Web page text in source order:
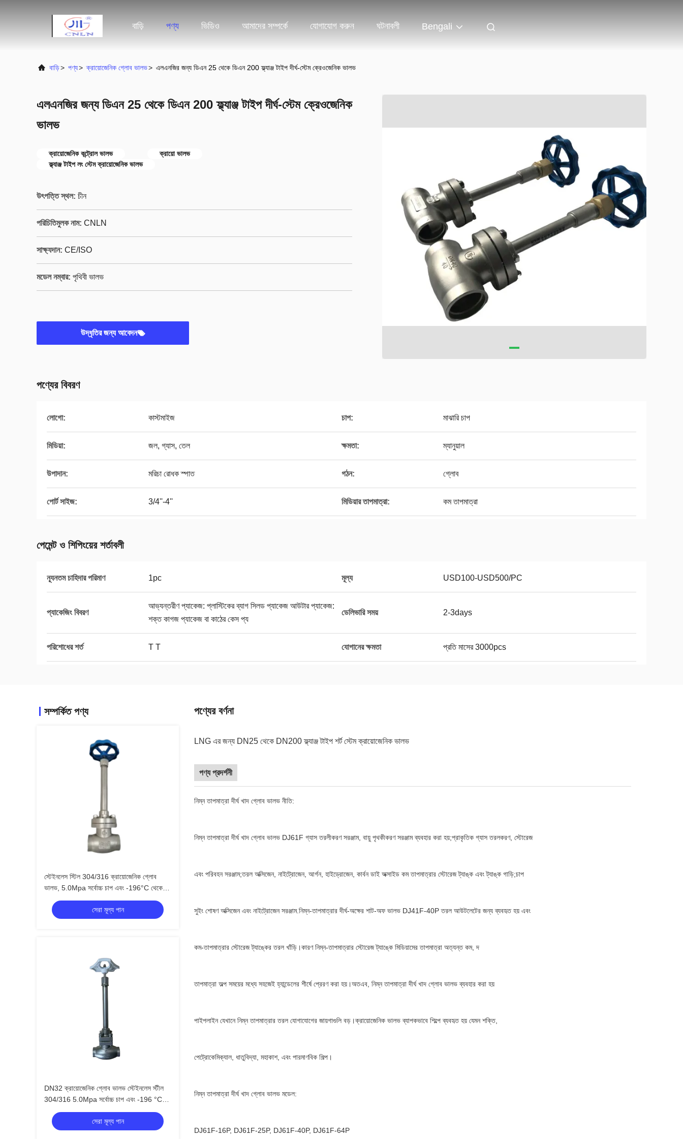
বাড়ি পণ্য ভিডিও আমাদের সম্পর্কে যোগাযোগ করুন ঘটনাবলী Bengali
বাড়ি> পণ্য> ক্রায়োজেনিক গ্লোব ভালভ> এলএনজির জন্য ডিএন 25 থেকে ডিএন 200 ফ্ল্যাঞ্জ টাইপ দীর্ঘ-স্টেম ক্রেওজেনিক ভালভ
এলএনজির জন্য ডিএন 25 থেকে ডিএন 200 ফ্ল্যাঞ্জ টাইপ দীর্ঘ-স্টেম ক্রেওজেনিক
ভালভ
ক্রায়োজেনিক কন্ট্রোল ভালভ
ক্রায়ো ভালভ
ফ্ল্যাঞ্জ টাইপ লং স্টেম ক্রায়োজেনিক ভালভ
উৎপত্তি স্থল: চীন
পরিচিতিমুলক নাম: CNLN
সাক্ষ্যদান: CE/ISO
মডেল নম্বার: পৃথিবী ভালভ
উদ্ধৃতির জন্য আবেদন
পণ্যের বিবরণ
লোগো: কাস্টমাইজ চাপ: মাঝারি চাপ
মিডিয়া: জল, গ্যাস, তেল ক্ষমতা: ম্যানুয়াল
উপাদান: মরিচা রোধক স্পাত গঠন: গ্লোব
পোর্ট সাইজ: 3/4''-4'' মিডিয়ার তাপমাত্রা: কম তাপমাত্রা
পেমেন্ট ও শিপিংয়ের শর্তাবলী
ন্যূনতম চাহিদার পরিমাণ 1pc মূল্য USD100-USD500/PC
প্যাকেজিং বিবরণ
আভ্যন্তরীণ প্যাকেজ: প্লাস্টিকের ব্যাগ সিলড প্যাকেজ আউটার প্যাকেজ:
শক্ত কাগজ প্যাকেজ বা কাঠের কেস প্য
ডেলিভারি সময় 2-3days
পরিশোধের শর্ত T T যোগানের ক্ষমতা প্রতি মাসের 3000pcs
সম্পর্কিত পণ্য
স্টেইনলেস স্টিল 304/316 ক্রায়োজেনিক গ্লোব
ভালভ, 5.0Mpa সর্বোচ্চ চাপ এবং -196°C থেকে
+80°C তাপমাত্রা সীমা সহ
সেরা মূল্য পান
DN32 ক্রায়োজেনিক গ্লোব ভালভ স্টেইনলেস স্টীল
304/316 5.0Mpa সর্বোচ্চ চাপ এবং -196 °C
থেকে +80 °C তাপমাত্রা পরিসীমা
সেরা মূল্য পান
পণ্যের বর্ণনা
LNG এর জন্য DN25 থেকে DN200 ফ্ল্যাঞ্জ টাইপ শর্ট স্টেম ক্রায়োজেনিক ভালভ
পণ্য প্রদর্শনী
নিম্ন তাপমাত্রা দীর্ঘ খাদ গ্লোব ভালভ নীতি:
নিম্ন তাপমাত্রা দীর্ঘ খাদ গ্লোব ভালভ DJ61F গ্যাস তরলীকরণ সরঞ্জাম, বায়ু পৃথকীকরণ সরঞ্জাম ব্যবহার করা হয়;প্রাকৃতিক গ্যাস তরলকরণ, স্টোরেজ
এবং পরিবহন সরঞ্জাম;তরল অক্সিজেন, নাইট্রোজেন, আর্গন, হাইড্রোজেন, কার্বন ডাই অক্সাইড কম তাপমাত্রার স্টোরেজ ট্যাঙ্ক এবং ট্যাঙ্ক গাড়ি;চাপ
সুইং শোষণ অক্সিজেন এবং নাইট্রোজেন সরঞ্জাম.নিম্ন-তাপমাত্রার দীর্ঘ-অক্ষের শাট-অফ ভালভ DJ41F-40P তরল আউটলেটের জন্য ব্যবহৃত হয় এবং
কম-তাপমাত্রার স্টোরেজ ট্যাঙ্কের তরল খাঁড়ি।কারণ নিম্ন-তাপমাত্রার স্টোরেজ ট্যাঙ্কে মিডিয়ামের তাপমাত্রা অত্যন্ত কম, দ
তাপমাত্রা অল্প সময়ের মধ্যে সহজেই হ্যান্ডেলের শীর্ষে প্রেরণ করা হয়।অতএব, নিম্ন তাপমাত্রা দীর্ঘ খাদ গ্লোব ভালভ ব্যবহার করা হয়
পাইপলাইন যেখানে নিম্ন তাপমাত্রার তরল যোগাযোগের জায়গাগুলি বড়।ক্রায়োজেনিক ভালভ ব্যাপকভাবে শিল্পে ব্যবহৃত হয় যেমন শক্তি,
পেট্রোকেমিক্যাল, ধাতুবিদ্যা, মহাকাশ, এবং পারমাণবিক শিল্প।
নিম্ন তাপমাত্রা দীর্ঘ খাদ গ্লোব ভালভ মডেল:
DJ61F-16P, DJ61F-25P, DJ61F-40P, DJ61F-64P